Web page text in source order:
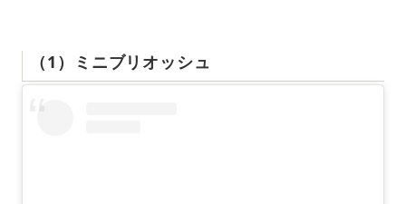
（1）ミニブリオッシュ